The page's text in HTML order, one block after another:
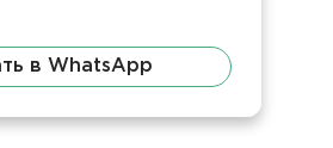
в WhatsApp